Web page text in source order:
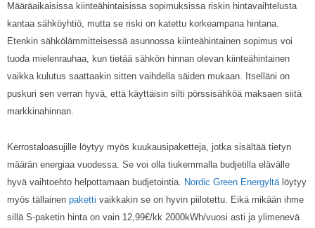
Määräaikaisissa kiinteähintaisissa sopimuksissa riskin hintavaihtelusta
kantaa sähköyhtiö, mutta se riski on katettu korkeampana hintana.
Etenkin sähkölämmitteisessä asunnossa kiinteähintainen sopimus voi
tuoda mielenrauhaa, kun tietää sähkön hinnan olevan kiinteähintainen
vaikka kulutus saattaakin sitten vaihdella säiden mukaan. Itselläni on
puskuri sen verran hyvä, että käyttäisin silti pörssisähköä maksaen siitä
markkinahinnan.
Kerrostaloasujille löytyy myös kuukausipaketteja, jotka sisältää tietyn
määrän energiaa vuodessa. Se voi olla tiukemmalla budjetilla elävälle
hyvä vaihtoehto helpottamaan budjetointia.
Nordic Green Energyltä löytyy
myös tällainen paketti vaikkakin se on hyvin piilotettu. Eikä mikään ihme
sillä S-paketin hinta on vain 12,99€/kk 2000kWh/vuosi asti ja ylimenevä